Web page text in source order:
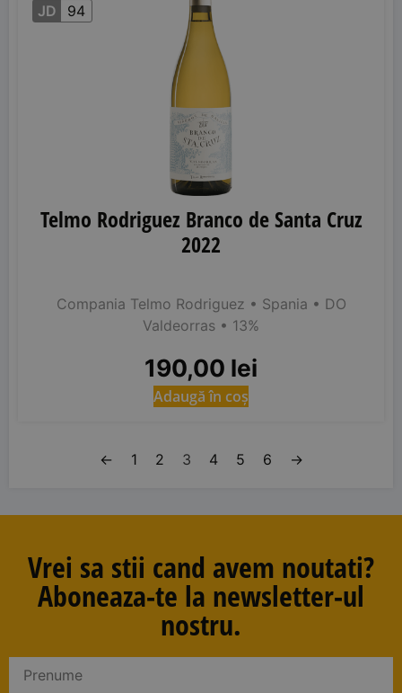
JD
94
Telmo Rodriguez Branco de Santa Cruz
2022
Compania Telmo Rodriguez • Spania • DO
Valdeorras • 13%
190,00 lei
Adaugă în coș
← 1 2 3 4 5 6 →
Vrei sa stii cand avem noutati?
Aboneaza-te la newsletter-ul
nostru.